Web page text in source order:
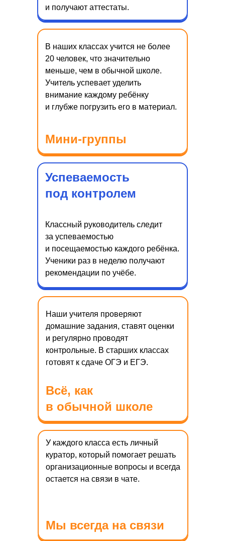
Средняя школа
Старшая школа
Аттестация
Библиотека
Блог
Личный кабинет
+7 (495) 150-51-92
и получают аттестаты.
Мини-группы
В наших классах учится не более
20 человек, что значительно
меньше, чем в обычной школе.
Учитель успевает уделить
внимание каждому ребёнку
и глубже погрузить его в материал.
Всё, как
в обычной школе
Наши учителя проверяют
домашние задания, ставят оценки
и регулярно проводят
контрольные. В старших классах
готовят к сдаче ОГЭ и ЕГЭ.
Успеваемость
под контролем
Классный руководитель следит
за успеваемостью
и посещаемостью каждого ребёнка.
Ученики раз в неделю получают
рекомендации по учёбе.
Мы всегда на связи
У каждого класса есть личный
куратор, который помогает решать
организационные вопросы и всегда
остается на связи в чате.